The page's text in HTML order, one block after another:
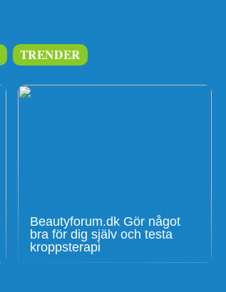
TRENDER
Beautyforum.dk Gör något
bra för dig själv och testa
kroppsterapi